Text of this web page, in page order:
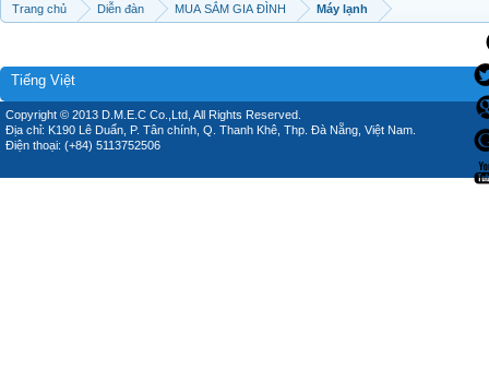
Trang chủ Diễn đàn MUA SẮM GIA ĐÌNH Máy lạnh
Tiếng Việt
Copyright © 2013 D.M.E.C Co.,Ltd, All Rights Reserved.
Địa chỉ: K190 Lê Duẩn, P. Tân chính, Q. Thanh Khê, Thp. Đà Nẵng, Việt Nam.
Điện thoại: (+84) 5113752506